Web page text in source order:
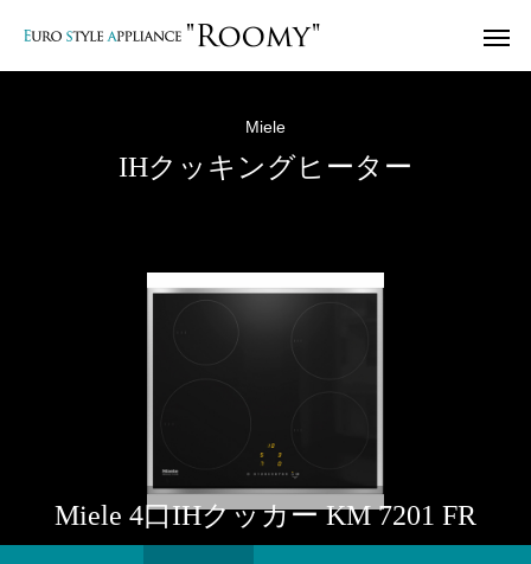
洗濯乾燥機
Washer and Dryer
洗濯機
Washer
Miele
IHクッキングヒーター
Miele 4口IHクッカー KM 7201 FR